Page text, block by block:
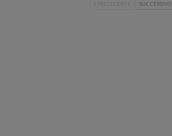
PRECEDENTE SUCCESSIVO